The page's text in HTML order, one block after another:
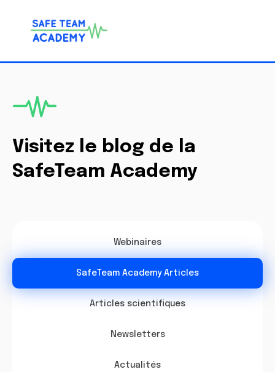
Visitez le blog de la
SafeTeam Academy
Webinaires
SafeTeam Academy Articles
Articles scientifiques
Newsletters
Actualités